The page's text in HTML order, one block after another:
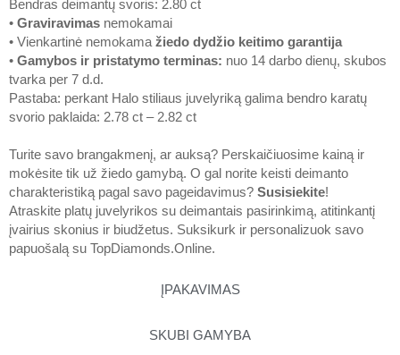
ĮPAKAVIMAS
SKUBI GAMYBA
Bendras deimantų svoris: 2.80 ct
• Graviravimas nemokamai
• Vienkartinė nemokama žiedo dydžio keitimo garantija
• Gamybos ir pristatymo terminas: nuo 14 darbo dienų, skubos
tvarka per 7 d.d.
Pastaba: perkant Halo stiliaus juvelyriką galima bendro karatų
svorio paklaida: 2.78 ct – 2.82 ct
Turite savo brangakmenį, ar auksą? Perskaičiuosime kainą ir
mokėsite tik už žiedo gamybą. O gal norite keisti deimanto
charakteristiką pagal savo pageidavimus? Susisiekite!
Atraskite platų juvelyrikos su deimantais pasirinkimą, atitinkantį
įvairius skonius ir biudžetus. Suksikurk ir personalizuok savo
papuošalą su TopDiamonds.Online.